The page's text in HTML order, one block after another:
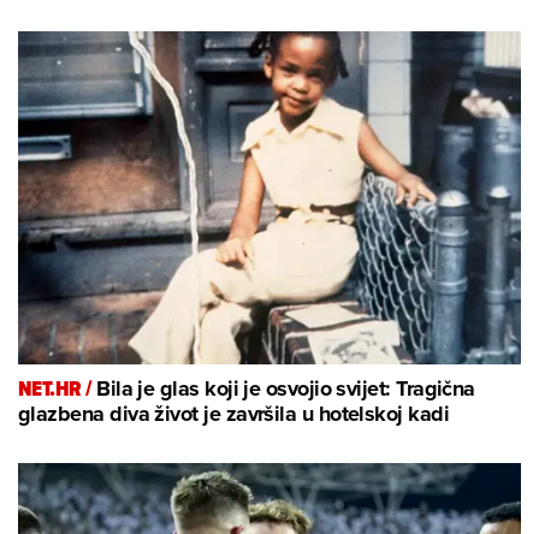
NET.HR /Bila je glas koji je osvojio svijet: Tragična
glazbena diva život je završila u hotelskoj kadi